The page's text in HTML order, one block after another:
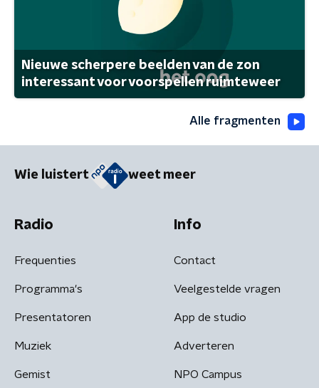
Nieuwe scherpere beelden van de zon
interessant voor voorspellen ruimteweer
Alle fragmenten
Wie luistert weet meer
Radio
Frequenties
Programma's
Presentatoren
Muziek
Gemist
Info
Contact
Veelgestelde vragen
App de studio
Adverteren
NPO Campus